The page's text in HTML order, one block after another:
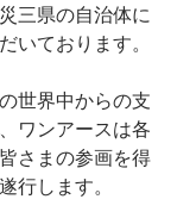
三県の自治体に
いております。
世界中からの支
ワンアースは各
さまの参画を得
行します。